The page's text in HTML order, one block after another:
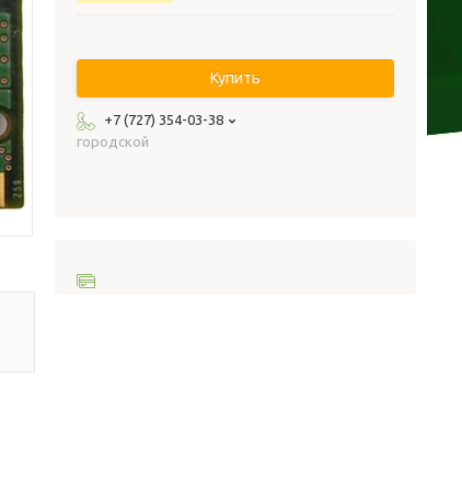
Купить
+7 (727) 354-03-38
городской